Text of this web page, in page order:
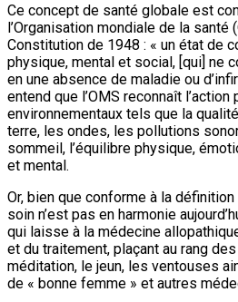
Ce concept de santé globale est
l’Organisation mondiale de la santé
Constitution de 1948 : « un état de
physique, mental et social, [qui] ne
en une absence de maladie ou
entend que l’OMS reconnaît
environnementaux tels que la qualité
terre, les ondes, les pollutions
sommeil, l’équilibre physique,
et mental.
Or, bien que conforme à la
soin n’est pas en harmonie
qui laisse à la médecine
et du traitement, plaçant au rang
méditation, le jeun, les ventouses
de « bonne femme » et autres